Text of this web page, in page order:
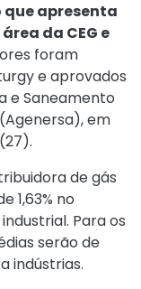
que apresenta
da CEG e
foram
e aprovados
e Saneamento
em
de gás
1,63% no
Para os
serão de
indústrias.